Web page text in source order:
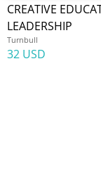
CREATIVE
LEADERSHIP
Turnbull
32 USD